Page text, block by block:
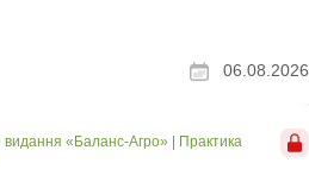
06.08.2026
видання «Баланс-Агро»
Практика